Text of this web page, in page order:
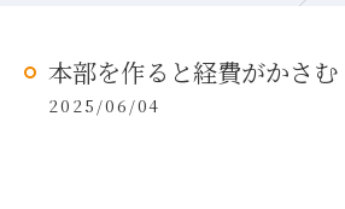
本部を作ると経費がかさむ
2025/06/04